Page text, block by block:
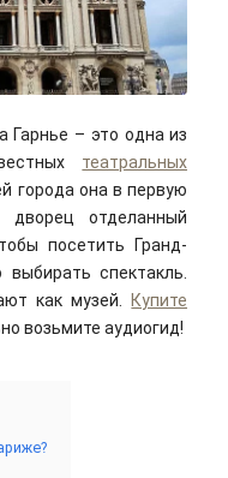
Гарнье – это одна из
театральных
города она в первую
дворец отделанный
посетить Гранд-
спектакль.
как музей.
Купите
возьмите аудиогид!